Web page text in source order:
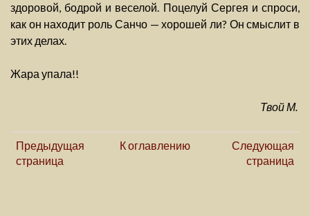
здоровой, бодрой и веселой. Поцелуй Сергея и спроси,
как он находит роль Санчо — хорошей ли? Он смыслит в
этих делах.
Жара упала!!
Твой М.
Предыдущая
страница
К оглавлению
Следующая
страница